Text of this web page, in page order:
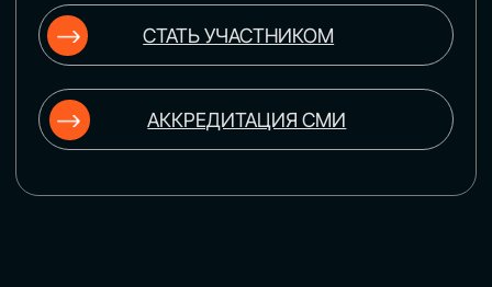
комплексные решения для роста
производительности и кейсы
оптимизации процессов найма,
развития, оценки и удержания
ЦИФРОВИЗАЦИЯ
КЛИЕНТСКОГО СЕРВИСА
Разберем кейсы в сфере цифровизации